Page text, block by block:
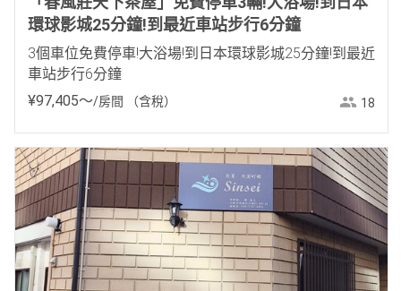
環球影城25分鐘!到最近車站步行6分鐘
3個車位免費停車!大浴場!到日本環球影城25分鐘!到最近
車站步行6分鐘
¥97,405〜/房間 （含稅） 18